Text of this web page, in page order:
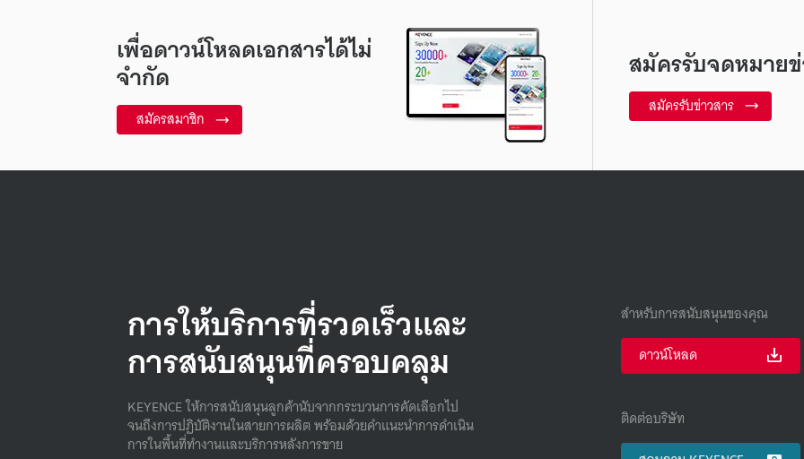
เพื่อดาวน์โหลดเอกสารได้ไม่
จำกัด
สมัครสมาชิก
สมัครรับจดหมาย
สมัครรับข่าวสาร
การให้บริการที่รวดเร็วและ
การสนับสนุนที่ครอบคลุม
KEYENCE ให้การสนับสนุนลูกค้านับจากกระบวนการคัดเลือกไป
จนถึงการปฏิบัติงานในสายการผลิต พร้อมด้วยคําแนะนําการดําเนิน
การในพื้นที่ทํางานและบริการหลังการขาย
สำหรับการสนับสนุนของคุณ
ดาวน์โหลด
ติดต่อบริษัท